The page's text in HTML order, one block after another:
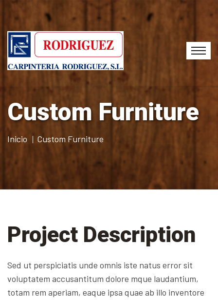
Custom Furniture
Inicio Custom Furniture
Project Description
Sed ut perspiciatis unde omnis iste natus error sit
voluptatem accusantitum dolore mque laudantium,
totam rem aperiam, eaque ipsa quae ab illo inventore